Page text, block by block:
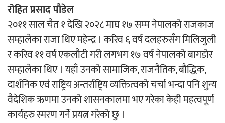
चलचित्र ‘माया भनेकै यस्तो होला’को शीर्ष गीत
सार्वजनिक
रोहित प्रसाद पौडेल
२०११ साल चैत १ देखि २०२८ माघ १७ सम्म नेपालको राजकाज
सम्हालेका राजा थिए महेन्द्र । करिव ६ वर्ष दलहरुसँग मिलिजुली
र करिव ११ वर्ष एकलौटी गरी लगभग १७ वर्ष नेपालको बागडोर
सम्हालेका थिए । यहाँ उनको सामाजिक, राजनैतिक, बौद्धिक,
दार्शनिक एवं राष्ट्रिय अन्तर्राष्ट्रिय व्यक्तित्वको चर्चा भन्दा पनि शुन्य
वैदेशिक ऋणमा उनको शासनकालमा भए गरेका केही महत्वपूर्ण
कार्यहरु स्मरण गर्ने प्रयत्न गरेको छु ।